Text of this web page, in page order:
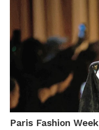
Paris Fashion Week